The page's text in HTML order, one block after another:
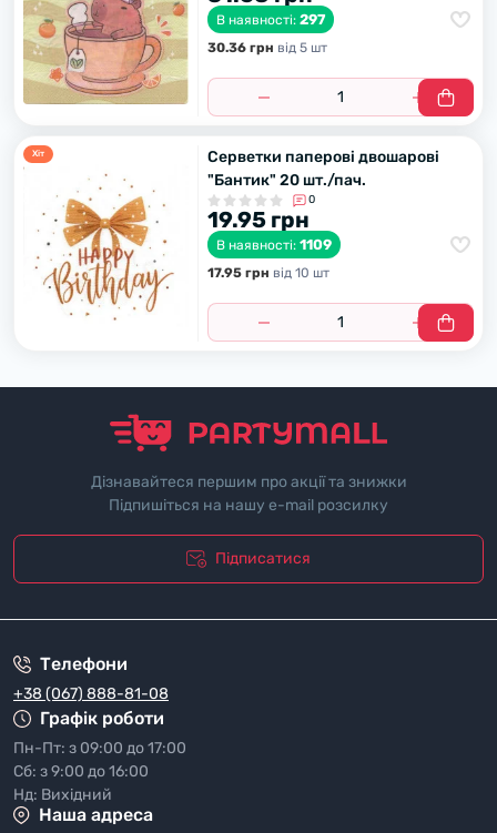
В наявності: 297
30.36 грн вiд 5 шт
Хiт
Серветки паперові двошарові
"Бантик" 20 шт./пач.
0
19.95 грн
В наявності: 1109
17.95 грн вiд 10 шт
Дізнавайтеся першим про акції та знижки
Підпишіться на нашу e-mail розсилку
Підписатися
Телефони
+38 (067) 888-81-08
Графік роботи
Пн-Пт: з 09:00 до 17:00
Сб: з 9:00 до 16:00
Нд: Вихідний
Наша адреса